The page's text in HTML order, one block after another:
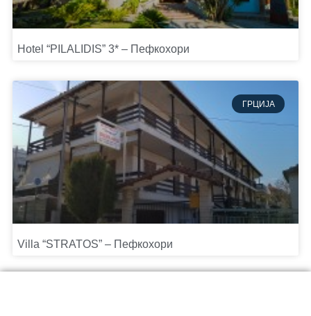
Hotel “PILALIDIS” 3* – Пефкохори
ГРЦИЈА
Villa “STRATOS” – Пефкохори